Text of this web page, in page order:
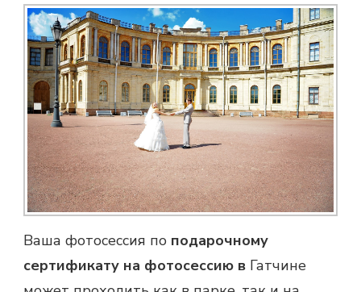
Ваша фотосессия по подарочному
сертификату на фотосессию в Гатчине